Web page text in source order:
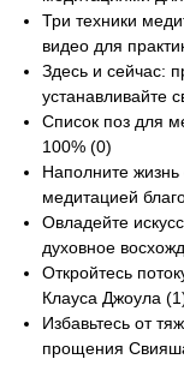
Три техники
видео для
Здесь и сейчас:
устанавливайте
Список поз для
100% (0)
Наполните жизнь
медитацией
Овладейте
духовное
Откройтесь
Клауса Джоула
Избавьтесь от
прощения